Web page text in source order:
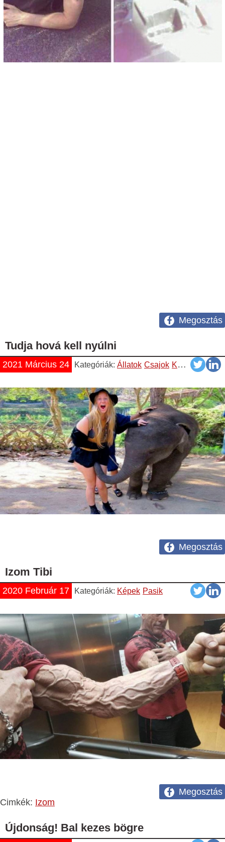
Megosztás
Tudja hová kell nyúlni
2021 Március 24 Kategóriák: Állatok Csajok Képek Vicces
Megosztás
Izom Tibi
2020 Február 17 Kategóriák: Képek Pasik
Megosztás
Cimkék: Izom
Újdonság! Bal kezes bögre